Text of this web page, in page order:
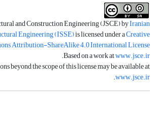
and Construction Engineering (JSCE) byIranian
Engineering (ISSE)is licensed under aCreative
Attribution-ShareAlike 4.0 International License
Based on a work atwww.jsce.ir
.
beyond the scope of this license may be available at
www.jsce.ir
.